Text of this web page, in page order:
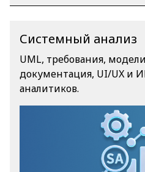
Системный анализ
UML, требования,
документация, UI/UX и
аналитиков.